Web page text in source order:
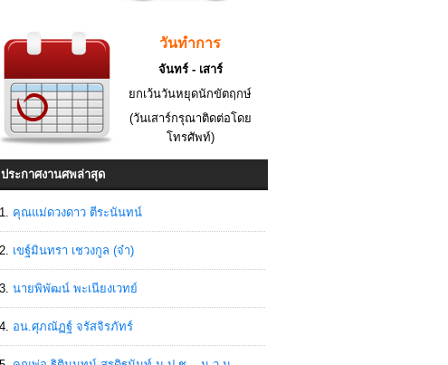
วันทำการ
จันทร์ - เสาร์
ยกเว้นวันหยุดนักขัตฤกษ์
(วันเสาร์กรุณาติดต่อโดย
โทรศัพท์)
ประกาศงานศพล่าสุด
คุณแม่ดวงดาว ตีระนันทน์
เขฐ์มินทรา เชวงกูล (จ๋า)
นายพิพัฒน์ พะเนียงเวทย์
อน.ศุภณัฏฐ์ จรัสจิรภัทร์